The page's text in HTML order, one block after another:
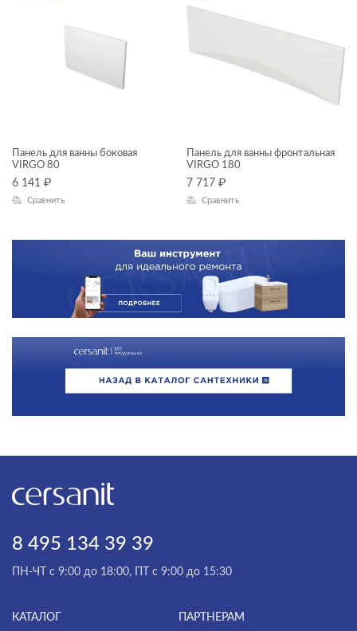
Панель для ванны боковая
VIRGO 80
6 141 ₽
Сравнить
Панель для ванны фронтальная
VIRGO 180
7 717 ₽
Сравнить
8 495 134 39 39
ПН-ЧТ с 9:00 до 18:00, ПТ с 9:00 до 15:30
КАТАЛОГ ПАРТНЕРАМ